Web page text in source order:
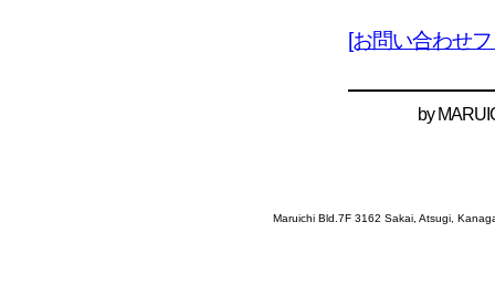
[お問い合わせ
by
Maruichi Bld.7F 3162 Sakai, Atsugi,